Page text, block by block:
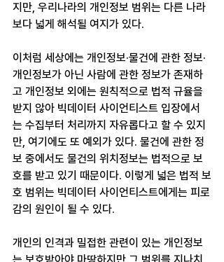
지만, 우리나라의 개인정보 범위는 다른 나라
보다 넓게 해석될 여지가 있다.
이처럼 세상에는 개인정보·물건에 관한 정보·
개인정보가 아닌 사람에 관한 정보가 존재하
고 개인정보 외에는 원칙적으로 법적 규율을
받지 않아 빅데이터 사이언티스트 입장에서
는 수집부터 처리까지 자유롭다고 할 수 있지
만, 여기에도 또 예외가 있다. 물건에 관한 정
보 중에서도 물건의 위치정보는 법적으로 보
호를 받고 있기 때문이다. 이렇게 넓은 법적 보
호 범위는 빅데이터 사이언티스트에게는 피로
감의 원인이 될 수 있다.
개인의 인격과 밀접한 관련이 있는 개인정보